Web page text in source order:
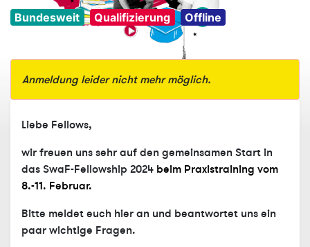
Bundesweit Qualifizierung Offline
Anmeldung leider nicht mehr möglich.
Liebe Fellows,
wir freuen uns sehr auf den gemeinsamen Start in
das SwaF-Fellowship 2024 beim Praxistraining vom
8.-11. Februar.
Bitte meldet euch hier an und beantwortet uns ein
paar wichtige Fragen.